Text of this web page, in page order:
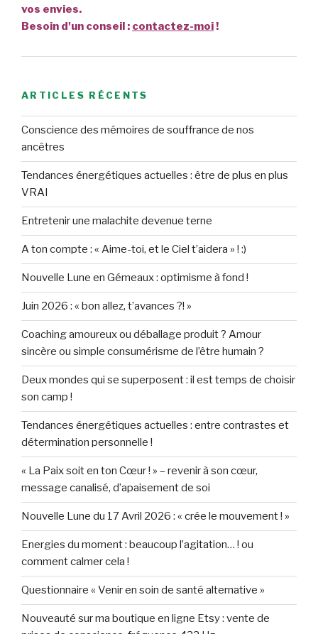
vos envies.
Besoin d'un conseil : contactez-moi!
ARTICLES RÉCENTS
Conscience des mémoires de souffrance de nos
ancêtres
Tendances énergétiques actuelles : être de plus en plus
VRAI
Entretenir une malachite devenue terne
A ton compte : « Aime-toi, et le Ciel t’aidera » ! :)
Nouvelle Lune en Gémeaux : optimisme à fond !
Juin 2026 : « bon allez, t’avances ?! »
Coaching amoureux ou déballage produit ? Amour
sincère ou simple consumérisme de l’être humain ?
Deux mondes qui se superposent : il est temps de choisir
son camp !
Tendances énergétiques actuelles : entre contrastes et
détermination personnelle !
« La Paix soit en ton Cœur ! » – revenir à son cœur,
message canalisé, d’apaisement de soi
Nouvelle Lune du 17 Avril 2026 : « crée le mouvement ! »
Energies du moment : beaucoup l’agitation… ! ou
comment calmer cela !
Questionnaire « Venir en soin de santé alternative »
Nouveauté sur ma boutique en ligne Etsy : vente de